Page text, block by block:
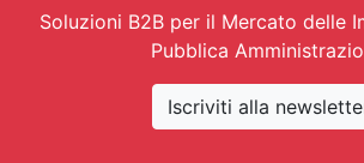
Soluzioni B2B per il Mercato delle
Pubblica
Iscriviti alla